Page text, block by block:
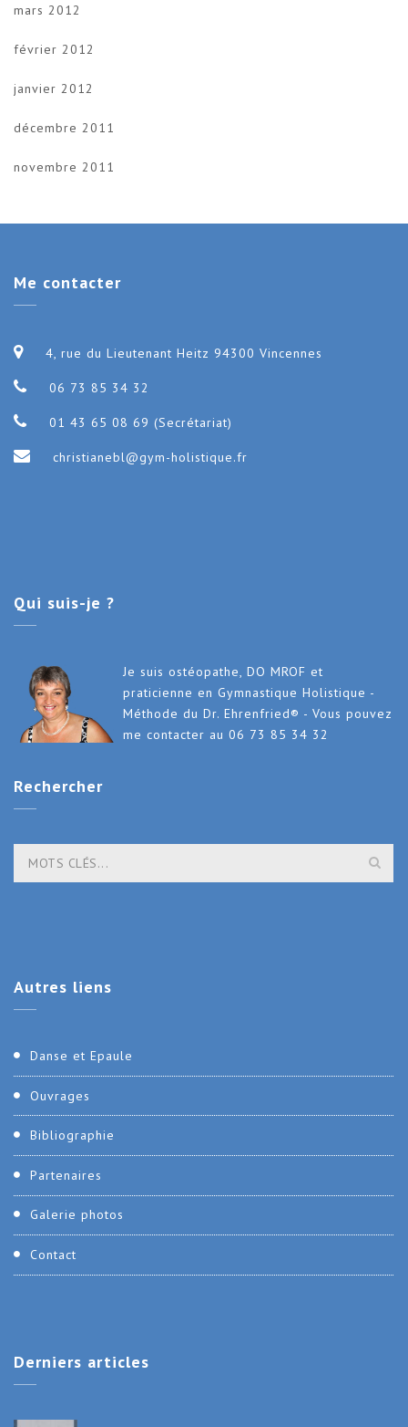
mars 2012
février 2012
janvier 2012
décembre 2011
novembre 2011
Me contacter
4, rue du Lieutenant Heitz 94300 Vincennes
06 73 85 34 32
01 43 65 08 69 (Secrétariat)
christianebl@gym-holistique.fr
Qui suis-je ?
Je suis ostéopathe, DO MROF et
praticienne en Gymnastique Holistique -
Méthode du Dr. Ehrenfried® - Vous pouvez
me contacter au 06 73 85 34 32
Rechercher
Autres liens
Danse et Epaule
Ouvrages
Bibliographie
Partenaires
Galerie photos
Contact
Derniers articles